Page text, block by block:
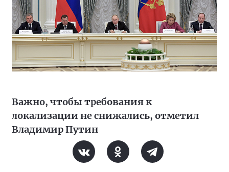
Важно, чтобы требования к
локализации не снижались, отметил
Владимир Путин